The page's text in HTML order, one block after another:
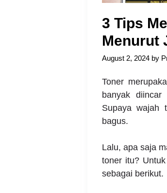
3 Tips
Menurut
August 2, 2024 by
Toner
banyak
Supaya wajah
bagus.
Lalu, apa saja
toner itu?
sebagai berikut.